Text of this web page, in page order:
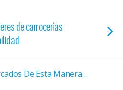
de carrocerías
De Esta Manera…